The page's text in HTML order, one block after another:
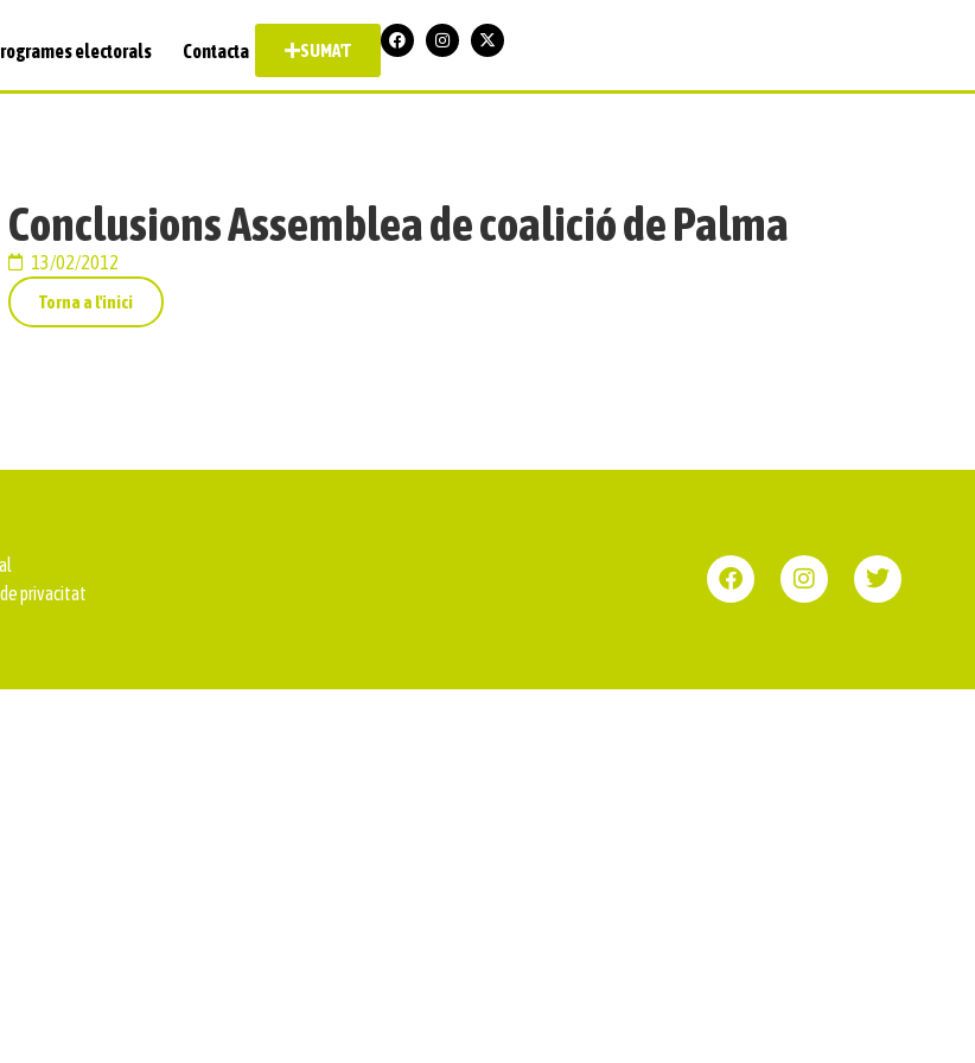
electorals Contacta SUMA'T
Conclusions Assemblea de coalició de Palma
13/02/2012
Torna a l'inici
privacitat